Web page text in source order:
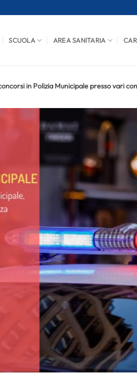
SCUOLA AREA SANITARIA
in Polizia Municipale presso vari